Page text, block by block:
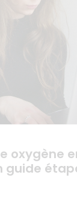
oxygène
guide